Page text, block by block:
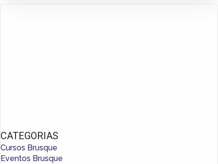
CATEGORIAS
Cursos Brusque
Eventos Brusque